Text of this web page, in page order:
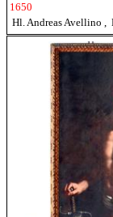
1650
Hl. Andreas Avellino